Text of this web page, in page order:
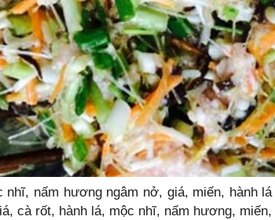
nhĩ, nấm hương ngâm nở, giá, miến, hành
cà rốt, hành lá, mộc nhĩ, nấm hương,